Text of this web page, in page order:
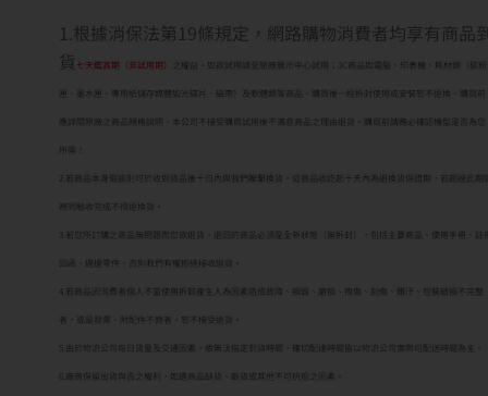
1.根據消保法第19條規定，網路購物消費者均享有商品
貨 七天鑑賞期（非試用期） 之權益。如欲試用請至原廠展示中心試用；3C商品如電腦、印表機、耗材類（碳粉
匣、墨水匣、專用紙儲存媒體如光碟片、磁帶）及軟體類等商品，購買後一經拆封使用或安裝恕不退換，購買前
應詳閱原廠之商品規格說明，本公司不接受購買試用後不滿意商品之理由退貨。購買前請務必確認機型是否為您
所需！
2.若商品本身瑕疵則可於收到貨品後十日內與我們聯繫換貨。從商品收訖起十天內為退換貨保證期，若超過此期
視同驗收完成不得退換貨。
3.若您所訂購之商品無問題而您欲退貨，退回的商品必須是全新狀態（無拆封），包括主要商品、使用手冊、註
回函、週邊零件，否則我們有權拒絕接收退貨。
4.若商品因消費者個人不當使用拆卸產生人為因素造成故障、損毀、磨損、擦傷、刮傷、髒汙、包裝破損不完整
者，或是發票、附配件不齊者，恕不接受退貨。
5.由於物流公司每日貨量及交通因素，故無法指定到貨時間，確切配達時間皆以物流公司實際可配送時間為主。
6.廠商保留出貨與否之權利，如遇商品缺貨、斷貨或其他不可抗拒之因素。